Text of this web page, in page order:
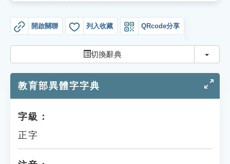
貓頭鷹博士
開啟關聯 列入收藏 QRcode分享
切換辭典 切換
教育部異體字字典
字級：
正字